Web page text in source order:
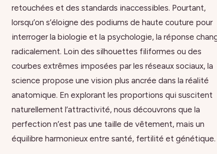
retouchées et des standards inaccessibles. Pourtant,
lorsqu’on s’éloigne des podiums de haute couture pour
interroger la biologie et la psychologie, la réponse
radicalement. Loin des silhouettes filiformes ou des
courbes extrêmes imposées par les réseaux sociaux, la
science propose une vision plus ancrée dans la réalité
anatomique. En explorant les proportions qui suscitent
naturellement l’attractivité, nous découvrons que la
perfection n’est pas une taille de vêtement, mais un
équilibre harmonieux entre santé, fertilité et génétique.